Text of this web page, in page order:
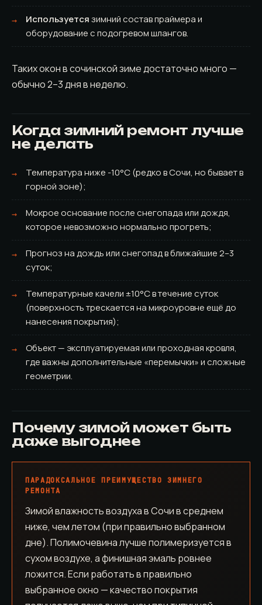
Используетсязимний состав праймера и
оборудование с подогревом шлангов.
Таких окон в сочинской зиме достаточно много —
обычно 2–3 дня в неделю.
Когда зимний ремонт лучше
не делать
Температура ниже -10°C (редко в Сочи, но бывает в
горной зоне);
Мокрое основание после снегопада или дождя,
которое невозможно нормально прогреть;
Прогноз на дождь или снегопад в ближайшие 2–3
суток;
Температурные качели ±10°C в течение суток
(поверхность трескается на микроуровне ещё до
нанесения покрытия);
Объект — эксплуатируемая или проходная кровля,
где важны дополнительные «перемычки» и сложные
геометрии.
Почему зимой может быть
даже выгоднее
ПАРАДОКСАЛЬНОЕ ПРЕИМУЩЕСТВО ЗИМНЕГО
РЕМОНТА
Зимой влажность воздуха в Сочи в среднем
ниже, чем летом (при правильно выбранном
дне). Полимочевина лучше полимеризуется в
сухом воздухе, а финишная эмаль ровнее
ложится. Если работать в правильно
выбранное окно — качество покрытия